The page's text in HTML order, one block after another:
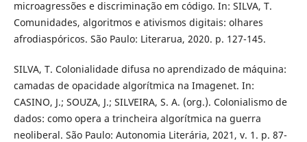
microagressões e discriminação em código. In: SILVA, T.
Comunidades, algoritmos e ativismos digitais: olhares
afrodiaspóricos. São Paulo: Literarua, 2020. p. 127-145.
SILVA, T. Colonialidade difusa no aprendizado de máquina:
camadas de opacidade algorítmica na Imagenet. In:
CASINO, J.; SOUZA, J.; SILVEIRA, S. A. (org.). Colonialismo de
dados: como opera a trincheira algorítmica na guerra
neoliberal. São Paulo: Autonomia Literária, 2021, v. 1. p. 87-